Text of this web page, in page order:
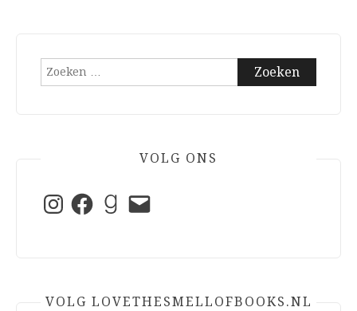
Zoeken
VOLG ONS
InstagramFacebookGoodreads
E-
mail
VOLG LOVETHESMELLOFBOOKS.NL